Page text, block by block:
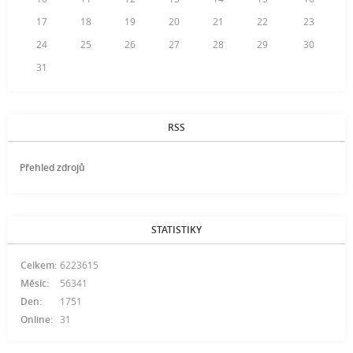
17
18 19 20 21 22
23
24
25 26 27 28 29
30
31
RSS
Přehled zdrojů
STATISTIKY
Online: 31
Celkem: 6223615
Měsíc:
56341
Den:
1751